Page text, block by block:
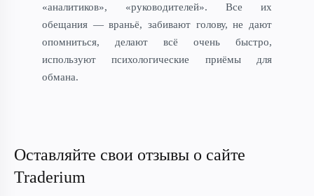
«аналитиков», «руководителей». Все их
обещания — враньё, забивают голову, не дают
опомниться, делают всё очень быстро,
используют психологические приёмы для
обмана.
Оставляйте свои отзывы о сайте
Traderium